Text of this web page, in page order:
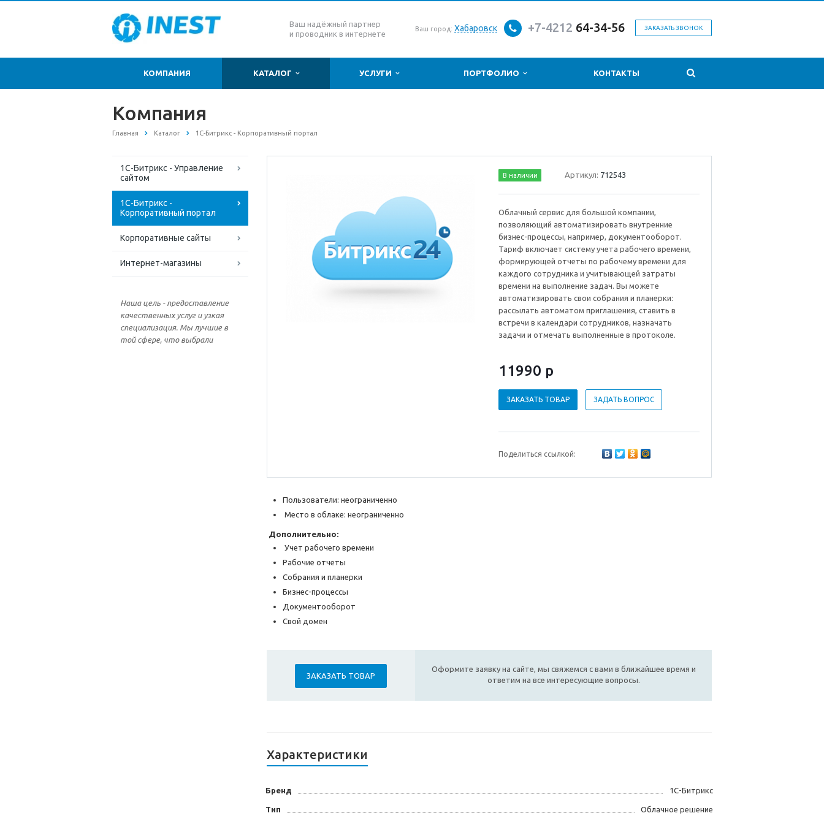
Ваш надёжный партнер
и проводник в интернете
Ваш город: Хабаровск ЗАКАЗАТЬ ЗВОНОК
+7-4212 64-34-56
КОМПАНИЯ КАТАЛОГ УСЛУГИ ПОРТФОЛИО КОНТАКТЫ
Компания
Главная Каталог 1С-Битрикс - Корпоративный портал
1С-Битрикс - Управление
сайтом
1С-Битрикс -
Корпоративный портал
Корпоративные сайты
Интернет-магазины
Наша цель - предоставление
качественных услуг и узкая
специализация. Мы лучшие в
той сфере, что выбрали
В наличии Артикул: 712543
Облачный сервис для большой компании,
позволяющий автоматизировать внутренние
бизнес-процессы, например, документооборот.
Тариф включает систему учета рабочего времени,
формирующей отчеты по рабочему времени для
каждого сотрудника и учитывающей затраты
времени на выполнение задач. Вы можете
автоматизировать свои собрания и планерки:
рассылать автоматом приглашения, ставить в
встречи в календари сотрудников, назначать
задачи и отмечать выполненные в протоколе.
11990 р
ЗАКАЗАТЬ ТОВАР ЗАДАТЬ ВОПРОС
Поделиться ссылкой:
Пользователи: неограниченно
Место в облаке: неограниченно
Дополнительно:
Учет рабочего времени
Рабочие отчеты
Собрания и планерки
Бизнес-процессы
Документооборот
Свой домен
ЗАКАЗАТЬ ТОВАР
Оформите заявку на сайте, мы свяжемся с вами в ближайшее время и
ответим на все интересующие вопросы.
Характеристики
Бренд 1С-Битрикс
Тип Облачное решение